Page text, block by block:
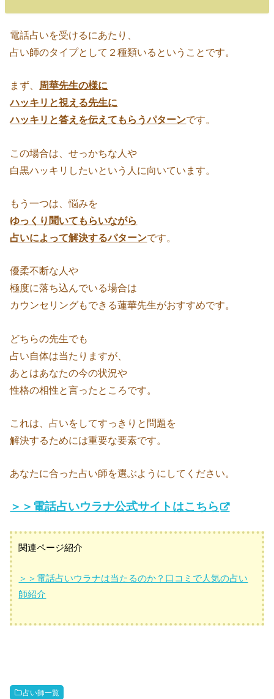
電話占いを受けるにあたり、
占い師のタイプとして２種類いるということです。
まず、 周華先生の様に
ハッキリと視える先生に
ハッキリと答えを伝えてもらうパターンです。
この場合は、せっかちな人や
白黒ハッキリしたいという人に向いています。
もう一つは、悩みを
ゆっくり聞いてもらいながら
占いによって解決するパターンです。
優柔不断な人や
極度に落ち込んでいる場合は
カウンセリングもできる蓮華先生がおすすめです。
どちらの先生でも
占い自体は当たりますが、
あとはあなたの今の状況や
性格の相性と言ったところです。
これは、占いをしてすっきりと問題を
解決するためには重要な要素です。
あなたに合った占い師を選ぶようにしてください。
＞＞電話占いウラナ公式サイトはこちら
関連ページ紹介
＞＞電話占いウラナは当たるのか？口コミで人気の占い
師紹介
占い師一覧